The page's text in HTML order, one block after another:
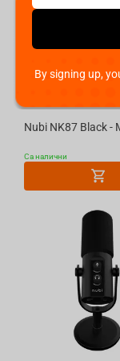
Са налични
By signing up,